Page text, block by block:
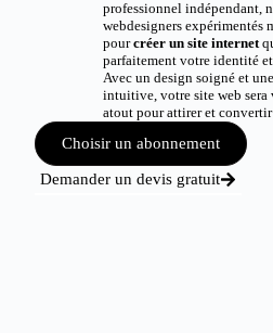
professionnel indépendant,
webdesigners expérimentés
pourcréer un site internet
parfaitement votre identité
Avec un design soigné et
intuitive, votre site web sera
atout pour attirer et
Choisir un abonnement
Demander un devis gratuit